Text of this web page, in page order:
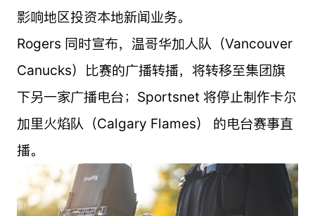
影响地区投资本地新闻业务。
Rogers 同时宣布，温哥华加人队（Vancouver
Canucks）比赛的广播转播，将转移至集团旗
下另一家广播电台；Sportsnet 将停止制作卡尔
加里火焰队（Calgary Flames） 的电台赛事直
播。